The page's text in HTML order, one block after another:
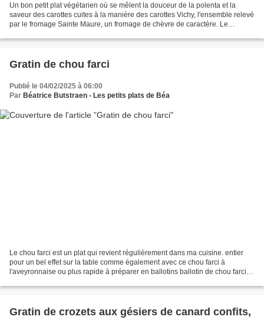
Un bon petit plat végétarien où se mêlent la douceur de la polenta et la
saveur des carottes cuites à la manière des carottes Vichy, l'ensemble relevé
par le fromage Sainte Maure, un fromage de chèvre de caractère. Le
Gratin de chou farci
Publié le 04/02/2025 à 06:00
Par Béatrice Butstraen - Les petits plats de Béa
Le chou farci est un plat qui revient régulièrement dans ma cuisine. entier
pour un bel effet sur la table comme également avec ce chou farci à
l'aveyronnaise ou plus rapide à préparer en ballotins ballotin de chou farci
Gratin de crozets aux gésiers de canard confits,